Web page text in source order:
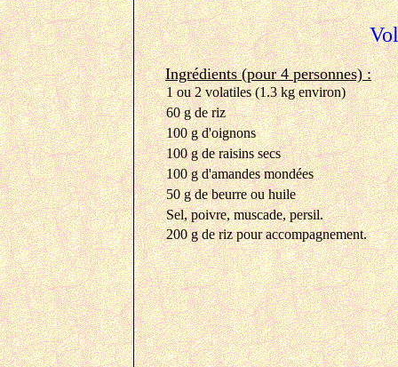
Ingrédients (pour 4 personnes) :
1 ou 2 volatiles (1.3 kg environ)
60 g de riz
100 g d'oignons
100 g de raisins secs
100 g d'amandes mondées
50 g de beurre ou huile
Sel, poivre, muscade, persil.
200 g de riz pour accompagnement.